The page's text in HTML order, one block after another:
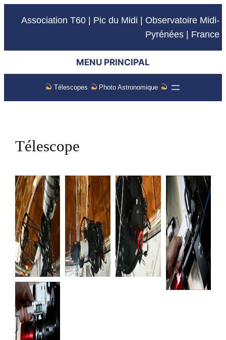
Association T60 | Pic du Midi | Observatoire Midi-
Pyrénées | France
MENU PRINCIPAL
Télescopes Photo Astronomique
Télescope